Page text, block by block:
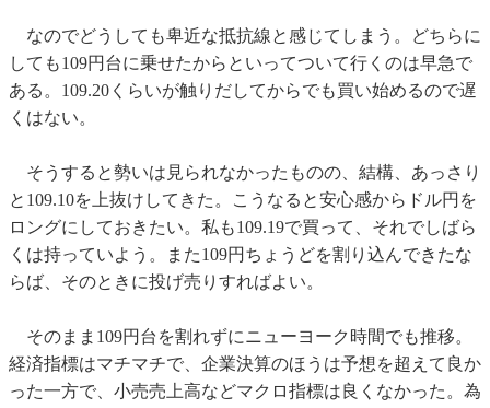
なのでどうしても卑近な抵抗線と感じてしまう。どちらに
しても109円台に乗せたからといってついて行くのは早急で
ある。109.20くらいが触りだしてからでも買い始めるので遅
くはない。
そうすると勢いは見られなかったものの、結構、あっさり
と109.10を上抜けしてきた。こうなると安心感からドル円を
ロングにしておきたい。私も109.19で買って、それでしばら
くは持っていよう。また109円ちょうどを割り込んできたな
らば、そのときに投げ売りすればよい。
そのまま109円台を割れずにニューヨーク時間でも推移。
経済指標はマチマチで、企業決算のほうは予想を超えて良か
った一方で、小売売上高などマクロ指標は良くなかった。為